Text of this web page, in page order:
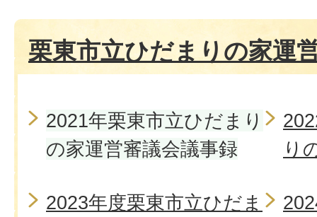
栗東市立ひだまりの家運
2021年栗東市立ひだまり
の家運営審議会議事録
り
2023年度栗東市立ひだま